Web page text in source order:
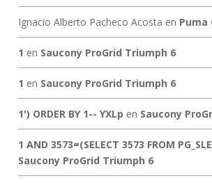
Ignacio Alberto Pacheco Acosta en Puma
1 en Saucony ProGrid Triumph 6
1 en Saucony ProGrid Triumph 6
1') ORDER BY 1-- YXLp en Saucony
1 AND 3573=(SELECT 3573 FROM
Saucony ProGrid Triumph 6